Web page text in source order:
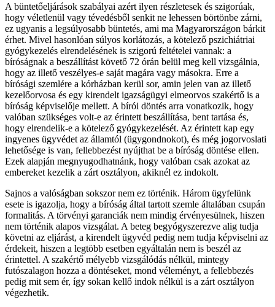
A büntetőeljárások szabályai azért ilyen részletesek és szigorúak,
hogy véletlenül vagy tévedésből senkit ne lehessen börtönbe zárni,
ez ugyanis a legsúlyosabb büntetés, ami ma Magyarországon bárkit
érhet. Mivel hasonlóan súlyos korlátozás, a kötelező pszichiátriai
gyógykezelés elrendelésének is szigorú feltételei vannak: a
bíróságnak a beszállítást követő 72 órán belül meg kell vizsgálnia,
hogy az illető veszélyes-e saját magára vagy másokra. Erre a
bírósági szemlére a kórházban kerül sor, amin jelen van az illető
kezelőorvosa és egy kirendelt igazságügyi elmeorvos szakértő is a
bíróság képviselője mellett. A bírói döntés arra vonatkozik, hogy
valóban szükséges volt-e az érintett beszállítása, bent tartása és,
hogy elrendelik-e a kötelező gyógykezelését. Az érintett kap egy
ingyenes ügyvédet az államtól (ügygondnokot), és még jogorvoslati
lehetősége is van, fellebbezést nyújthat be a bíróság döntése ellen.
Ezek alapján megnyugodhatnánk, hogy valóban csak azokat az
embereket kezelik a zárt osztályon, akiknél ez indokolt.
Sajnos a valóságban sokszor nem ez történik. Három ügyfelünk
esete is igazolja, hogy a bíróság által tartott szemle általában csupán
formalitás. A törvényi garanciák nem mindig érvényesülnek, hiszen
nem történik alapos vizsgálat. A beteg begyógyszerezve alig tudja
követni az eljárást, a kirendelt ügyvéd pedig nem tudja képviselni az
érdekeit, hiszen a legtöbb esetben egyáltalán nem is beszél az
érintettel. A szakértő mélyebb vizsgálódás nélkül, mintegy
futószalagon hozza a döntéseket, mond véleményt, a fellebbezés
pedig mit sem ér, így sokan kellő indok nélkül is a zárt osztályon
végezhetik.